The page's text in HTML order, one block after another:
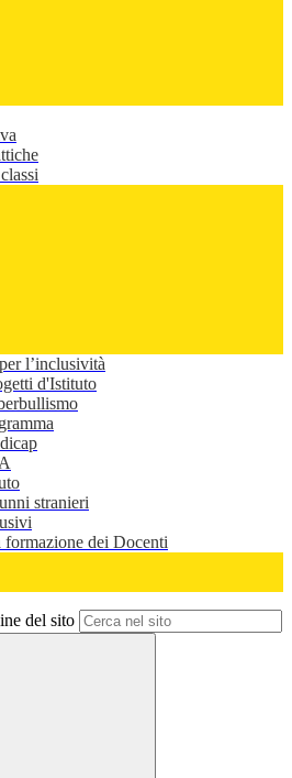
l’inclusività
d'Istituto
stranieri
dei Docenti
del sito